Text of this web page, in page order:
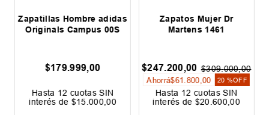
Zapatillas Hombre adidas
Originals Campus 00S
$179.999,00
Hasta 12 cuotas SIN
interés de $15 000 ,00
Zapatos Mujer Dr
Martens 1461
$247.200,00 $309.000,00
Ahorrá$61 800 00 20 %OFF
Hasta 12 cuotas SIN
interés de $20 600 ,00